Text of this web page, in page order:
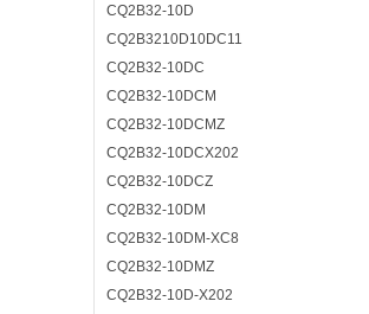
CQ2B32-10D
CQ2B3210D10DC11
CQ2B32-10DC
CQ2B32-10DCM
CQ2B32-10DCMZ
CQ2B32-10DCX202
CQ2B32-10DCZ
CQ2B32-10DM
CQ2B32-10DM-XC8
CQ2B32-10DMZ
CQ2B32-10D-X202